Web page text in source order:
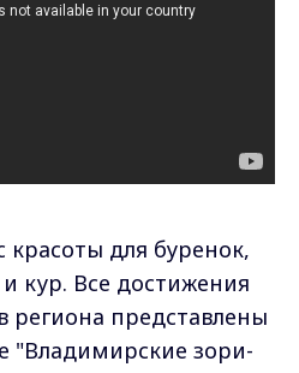
для буренок,
кур. Все достижения
региона представлены
"Владимирские зори-